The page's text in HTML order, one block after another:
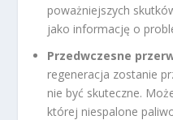
poważniejszych
jako informację o
Przedwczesne
regeneracja zostanie
nie być skuteczne.
której niespalone